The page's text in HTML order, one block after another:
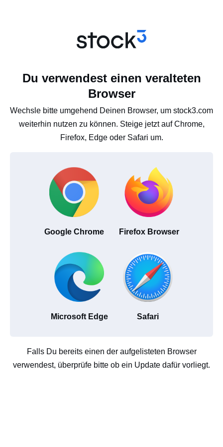
Du verwendest einen veralteten
Browser
Wechsle bitte umgehend Deinen Browser, um stock3.com
weiterhin nutzen zu können. Steige jetzt auf Chrome,
Firefox, Edge oder Safari um.
Google Chrome Firefox Browser
Microsoft Edge Safari
Falls Du bereits einen der aufgelisteten Browser
verwendest, überprüfe bitte ob ein Update dafür vorliegt.